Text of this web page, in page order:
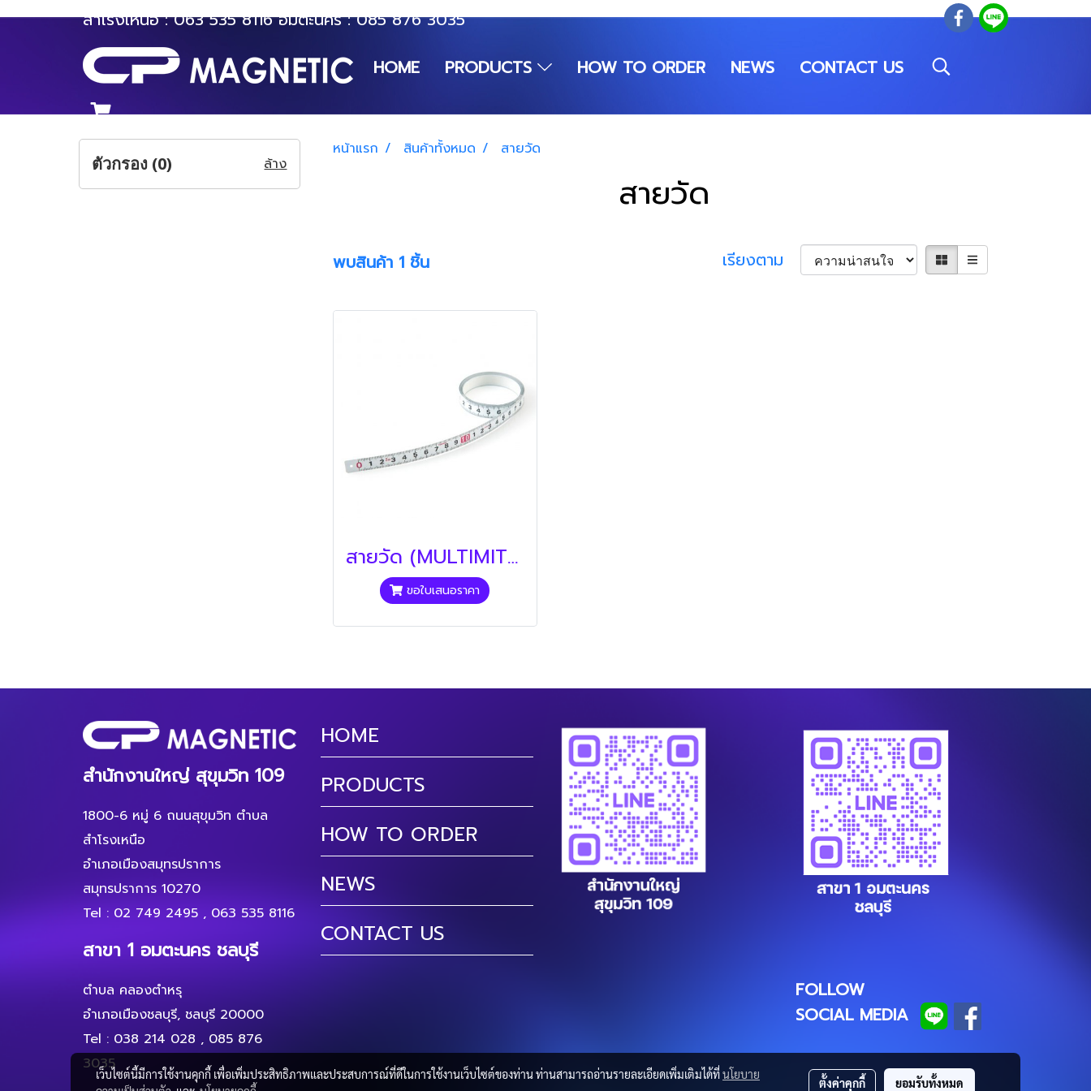
สำโรงเหนือ :063 535 8116อมตะนคร :085 876 3035
HOME
PRODUCTS HOW TO ORDER NEWS CONTACT US
หน้าแรก สินค้าทั้งหมด สายวัด
สายวัด
พบสินค้า 1 ชิ้น เรียงตาม
สายวัด (MULTIMITER)
ขอใบเสนอราคา
ตัวกรอง (0) ล้าง
สำนักงานใหญ่ สุขุมวิท 109
1800-6 หมู่ 6 ถนนสุขุมวิท ตำบล
สำโรงเหนือ
อำเภอเมืองสมุทรปราการ
สมุทรปราการ 10270
Tel : 02 749 2495 , 063 535 8116
สาขา 1 อมตะนคร ชลบุรี
ตำบล คลองตำหรุ
อำเภอเมืองชลบุรี, ชลบุรี 20000
Tel : 038 214 028 , 085 876
3035
HOME
PRODUCTS
HOW TO ORDER
NEWS
CONTACT US
FOLLOW
SOCIAL MEDIA
เว็บไซต์นี้มีการใช้งานคุกกี้ เพื่อเพิ่มประสิทธิภาพและประสบการณ์ที่ดีในการใช้งานเว็บไซต์ของท่าน ท่านสามารถอ่านรายละเอียดเพิ่มเติมได้ที่นโยบาย
ตั้งค่าคุกกี้ ยอมรับทั้งหมด